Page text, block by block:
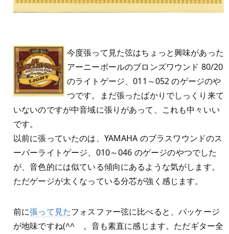
今度張って見た弦はちょっと興味があった
アーニーボールのブロンズワウンド 80/20
のライトゲージ、011～052 のゲージのや
つです。まだ張ったばかりでしっくり来て
いないのですが中音域に張りがあって、これも中々いい
です。
以前に張っていたのは、YAMAHA のブラスワウンドのス
ーパーライトゲージ、010～046 のゲージのやつでした
が、音色的には似ている傾向にあるような気がします。
ただゲージが太くなっている分芯が強く感じます。
前に張って見たフォスファー弦に比べると、パッケージ
が地味ですね(^^ゞ。音も素直に感じます。ただギター全